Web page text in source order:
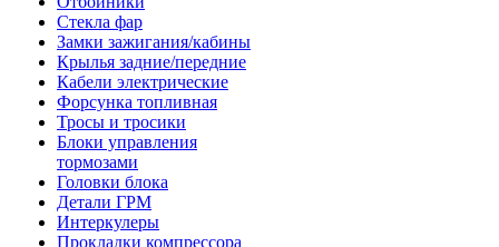
Стекла фар
Замки зажигания/кабины
Крылья задние/передние
Кабели электрические
Форсунка топливная
Тросы и тросики
Блоки управления
тормозами
Головки блока
Детали ГРМ
Интеркулеры
Прокладки компрессора